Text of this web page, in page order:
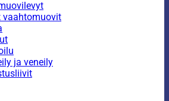
vaahtomuovit
ja veneily